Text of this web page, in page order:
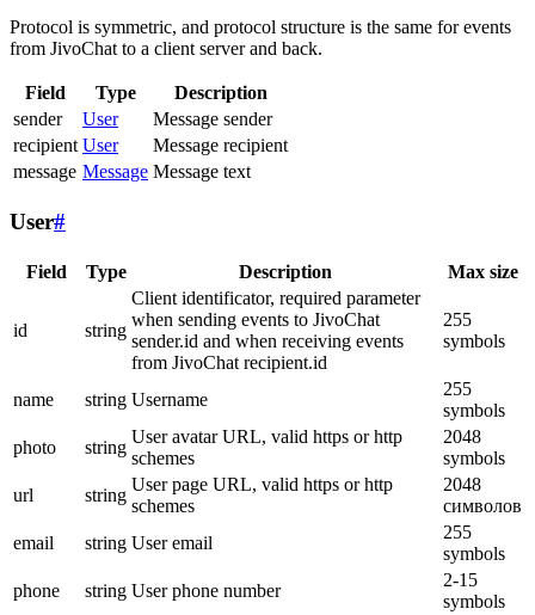
Protocol is symmetric, and protocol structure is the same for events
from JivoChat to a client server and back.
Field Type
Description
sender
User
Message sender
recipient User
Message recipient
message Message Message text
User#
Field Type Description Max size
id string
Client identificator, required parameter
when sending events to JivoChat
sender.id and when receiving events
from JivoChat recipient.id
255
symbols
name string Username
255
symbols
photo
string
User avatar URL, valid https or http
schemes
2048
symbols
url
string
User page URL, valid https or http
schemes
2048
символов
email
string User email
255
symbols
phone
string User phone number
2-15
symbols